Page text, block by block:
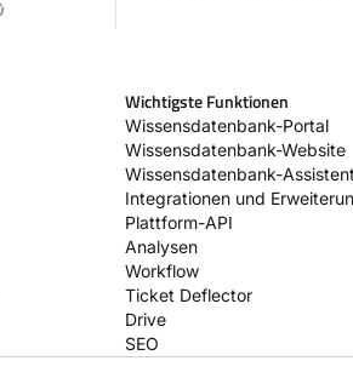
Wichtigste Funktionen
Wissensdatenbank-Portal
Wissensdatenbank-Website
Wissensdatenbank-Assistent
Integrationen und
Plattform-API
Analysen
Workflow
Ticket Deflector
Drive
SEO